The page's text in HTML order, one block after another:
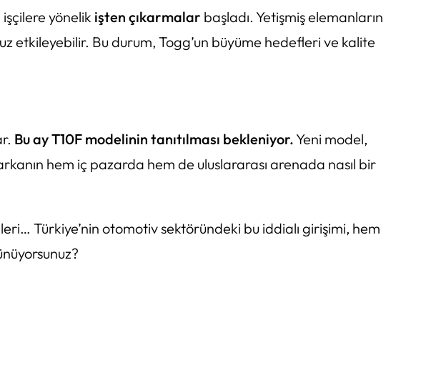
yönelik işten çıkarmalar başladı. Yetişmiş elemanların
etkileyebilir. Bu durum, Togg’un büyüme hedefleri ve kalite
Bu ay T10F modelinin tanıtılması bekleniyor. Yeni model,
hem iç pazarda hem de uluslararası arenada nasıl bir
Türkiye’nin otomotiv sektöründeki bu iddialı girişimi, hem